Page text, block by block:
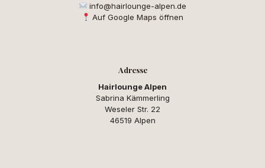
info@hairlounge-alpen.de
Auf Google Maps öffnen
Adresse
Hairlounge Alpen
Sabrina Kämmerling
Weseler Str. 22
46519 Alpen